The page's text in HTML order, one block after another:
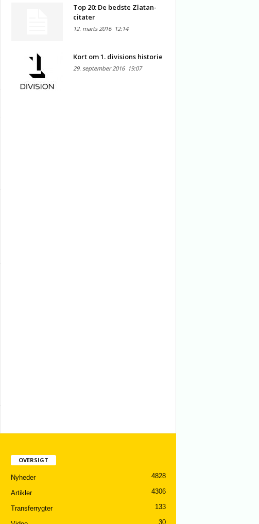
Top 20: De bedste Zlatan-
citater
12. marts 201612:14
Kort om 1. divisions historie
29. september 201619:07
OVERSIGT
Nyheder 4828
Artikler 4306
Transferrygter 133
30